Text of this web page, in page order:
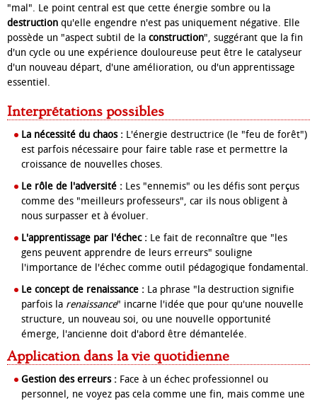
"mal". Le point central est que cette énergie sombre ou la
destruction qu'elle engendre n'est pas uniquement négative. Elle
possède un "aspect subtil de la construction", suggérant que la fin
d'un cycle ou une expérience douloureuse peut être le catalyseur
d'un nouveau départ, d'une amélioration, ou d'un apprentissage
essentiel.
Interprétations possibles
La nécessité du chaos : L'énergie destructrice (le "feu de forêt")
est parfois nécessaire pour faire table rase et permettre la
croissance de nouvelles choses.
Le rôle de l'adversité : Les "ennemis" ou les défis sont perçus
comme des "meilleurs professeurs", car ils nous obligent à
nous surpasser et à évoluer.
L'apprentissage par l'échec : Le fait de reconnaître que "les
gens peuvent apprendre de leurs erreurs" souligne
l'importance de l'échec comme outil pédagogique fondamental.
Le concept de renaissance : La phrase "la destruction signifie
parfois la renaissance" incarne l'idée que pour qu'une nouvelle
structure, un nouveau soi, ou une nouvelle opportunité
émerge, l'ancienne doit d'abord être démantelée.
Application dans la vie quotidienne
Gestion des erreurs : Face à un échec professionnel ou
personnel, ne voyez pas cela comme une fin, mais comme une